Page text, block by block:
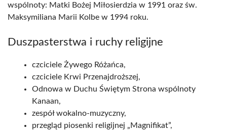
wspólnoty: Matki Bożej Miłosierdzia w 1991 oraz św.
Maksymiliana Marii Kolbe w 1994 roku.
Duszpasterstwa i ruchy religijne
czciciele Żywego Różańca,
czciciele Krwi Przenajdroższej,
Odnowa w Duchu Świętym Strona wspólnoty
Kanaan,
zespół wokalno-muzyczny,
przegląd piosenki religijnej „Magnifikat”,